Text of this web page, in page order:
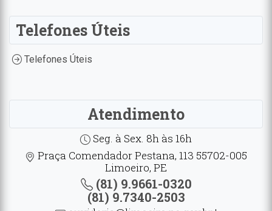
Telefones Úteis
Telefones Úteis
Atendimento
Seg. à Sex. 8h às 16h
Praça Comendador Pestana, 113 55702-005
Limoeiro, PE
(81) 9.9661-0320
(81) 9.7340-2503